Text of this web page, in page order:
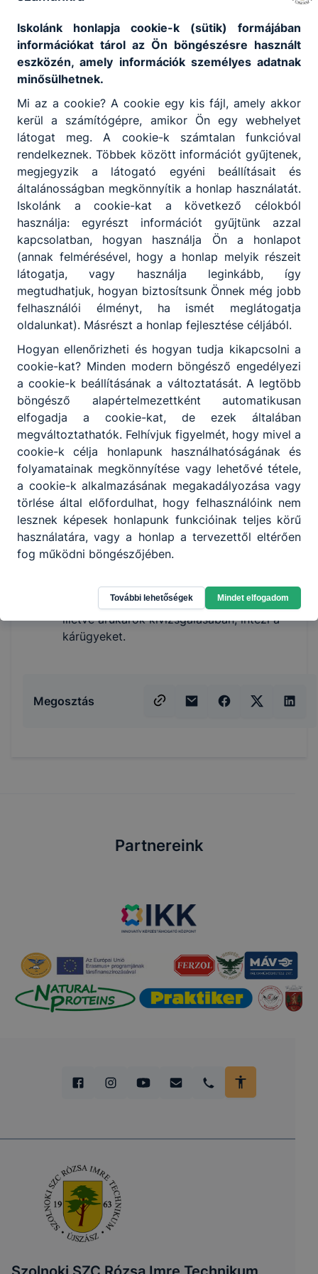
szállítmányozással kapcsolatos szervezőmunka, a
logisztikai tervezés, szem előtt tartva az
eredményességet és a hatékonyságot.
KOMPETENCIAELVÁRÁS
Elemzőkészség, döntésképesség,
kapcsolatteremtő- és fenntartó készség,
szorgalom, felelősségtudat.
A SZAKKÉPZETTSÉGGEL RENDELKEZŐ
ellátja a rendelések, beszerzések,
értékesítés (termék, szolgáltatás)
lebonyolításában a feladatokat;
tervezési feladatokat végez az ellátási,
készletezési, termelési folyamatokban;
kezeli a reklamációs eseteket;
elvégzi a raktár kezelésével és vezetésével
kapcsolatos teendőket;
árutovábbítással kapcsolatos feladatokat
végez;
nemzetközi szállítással, szállítmányozással
kapcsolatos ügyintézői tevékenységet
végez;
kapcsolatot tart a partnerekkel,
ügyfelekkel;
idegen nyelven kommunikál szóban és
írásban azonos ágazaton belül;
kapcsolatot tart a különböző közlekedési
hatóságokkal, szervezetekkel;
tervezetét;
részt vesz a különböző fuvareszköz-,
illetve árukárok kivizsgálásában, intézi a
kárügyeket.
Megosztás
Partnereink
Iskolánk honlapja cookie-k (sütik) formájában
információkat tárol az Ön böngészésre használt
eszközén, amely információk személyes adatnak
minősülhetnek.
Mi az a cookie? A cookie egy kis fájl, amely akkor
kerül a számítógépre, amikor Ön egy webhelyet
látogat meg. A cookie-k számtalan funkcióval
rendelkeznek. Többek között információt gyűjtenek,
megjegyzik a látogató egyéni beállításait és
általánosságban megkönnyítik a honlap használatát.
Iskolánk a cookie-kat a következő célokból
használja: egyrészt információt gyűjtünk azzal
kapcsolatban, hogyan használja Ön a honlapot
(annak felmérésével, hogy a honlap melyik részeit
látogatja, vagy használja leginkább, így
megtudhatjuk, hogyan biztosítsunk Önnek még jobb
felhasználói élményt, ha ismét meglátogatja
oldalunkat). Másrészt a honlap fejlesztése céljából.
Hogyan ellenőrizheti és hogyan tudja kikapcsolni a
cookie-kat? Minden modern böngésző engedélyezi
a cookie-k beállításának a változtatását. A legtöbb
böngésző alapértelmezettként automatikusan
elfogadja a cookie-kat, de ezek általában
megváltoztathatók. Felhívjuk figyelmét, hogy mivel a
cookie-k célja honlapunk használhatóságának és
folyamatainak megkönnyítése vagy lehetővé tétele,
a cookie-k alkalmazásának megakadályozása vagy
törlése által előfordulhat, hogy felhasználóink nem
lesznek képesek honlapunk funkcióinak teljes körű
használatára, vagy a honlap a tervezettől eltérően
fog működni böngészőjében.
További lehetőségek Mindet elfogadom